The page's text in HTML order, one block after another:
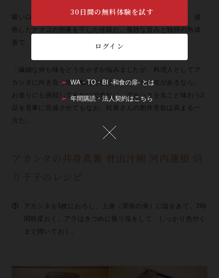
吸い口には、軽く炙った一片の半生干し子を。干し子とは、成
熟したナマコの卵巣を干した珍味だ。複雑な旨みと独特の熟成
香で、アカシタの美味しさをもうひと押しする。
「繊細な持ち味をどう生かすか悩みましたが、料理人としてア
カシタに向き合う良い勉強になりました。もし次があるなら、
お造りにも挑戦してみたいですね」。アカシタを丸ごと味わう2
品を見事に完成させてもなお、松尾さんの創作意欲は高まる一
方だ。
アカシタの共身真薯 骨出汁椀 河内蓮根 焙
り干子のレシピ
①
アカシタを5枚におろし、上身（背側の身）に塩をあて、2時
間程度おく。アラはきつめに振り塩をして、しっかり色付く
まで焼いておく。
30日間の無料体験を試す
ログイン
WA・TO・BI -和食の扉- とは
年間購読・法人契約はこちら